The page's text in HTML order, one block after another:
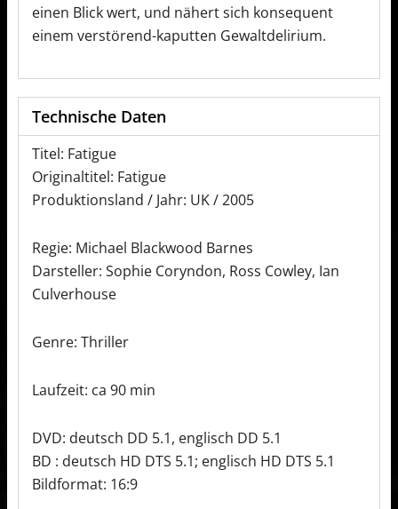
einen Blick wert, und nähert sich konsequent
einem verstörend-kaputten Gewaltdelirium.
Technische Daten
Titel: Fatigue
Originaltitel: Fatigue
Produktionsland / Jahr: UK / 2005
Regie: Michael Blackwood Barnes
Darsteller: Sophie Coryndon, Ross Cowley, Ian
Culverhouse
Genre: Thriller
Laufzeit: ca 90 min
DVD: deutsch DD 5.1, englisch DD 5.1
BD : deutsch HD DTS 5.1; englisch HD DTS 5.1
Bildformat: 16:9